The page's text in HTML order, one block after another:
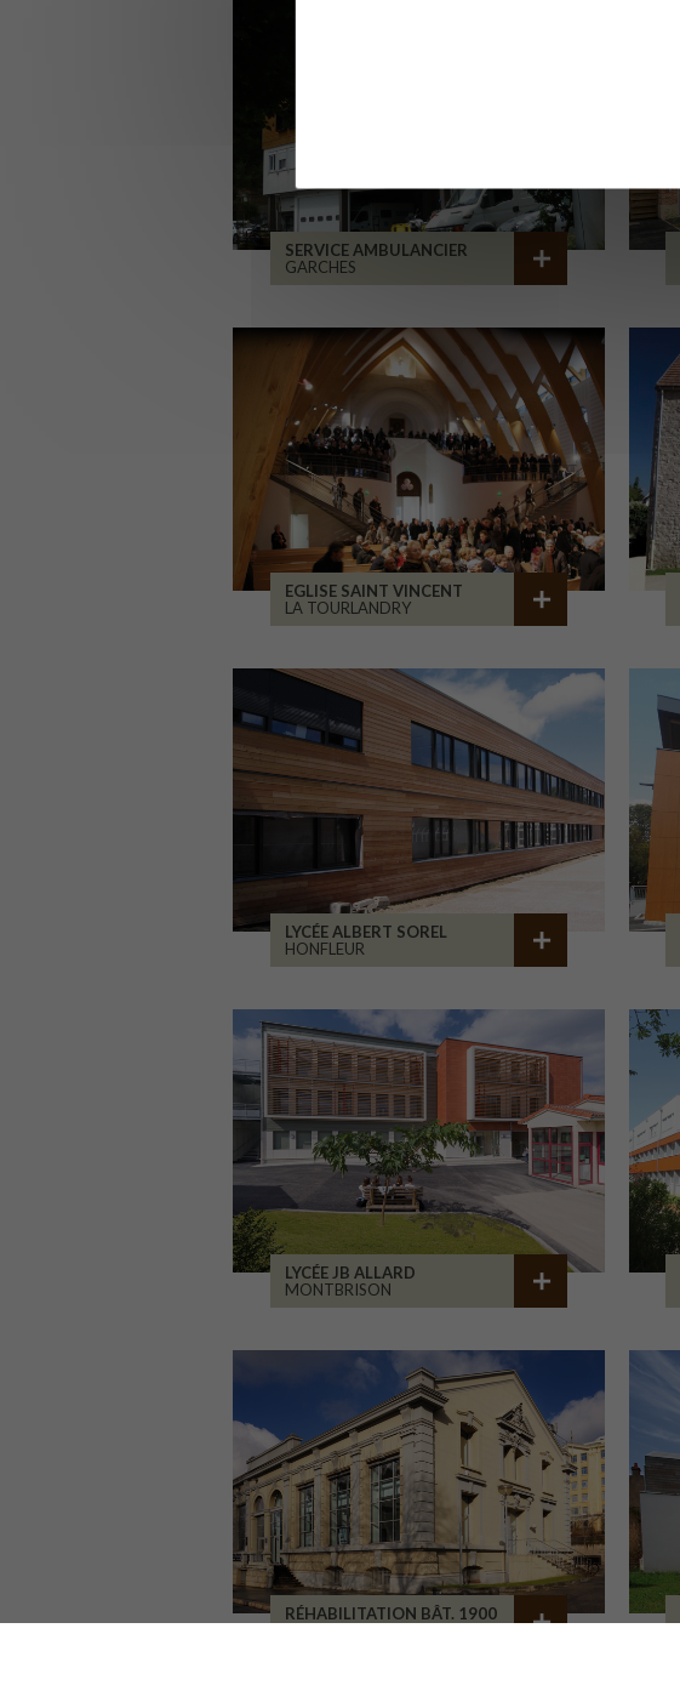
SERVICE AMBULANCIER
GARCHES
EGLISE SAINT VINCENT
LA TOURLANDRY
LYCÉE ALBERT SOREL
HONFLEUR
LYCÉE JB ALLARD
MONTBRISON
RÉHABILITATION BÂT. 1900